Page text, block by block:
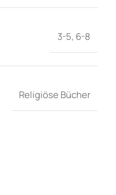
3-5, 6-8
Religiöse Bücher